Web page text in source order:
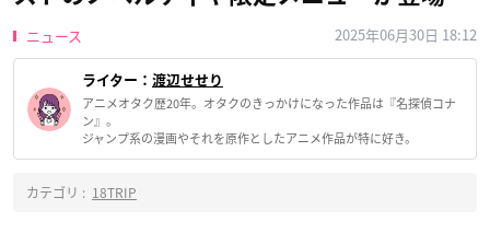
ニュース 2025年06月30日 18:12
ライター： 渡辺せせり
アニメオタク歴20年。オタクのきっかけになった作品は『名探偵コナ
ン』。
ジャンプ系の漫画やそれを原作としたアニメ作品が特に好き。
カテゴリ : 18TRIP